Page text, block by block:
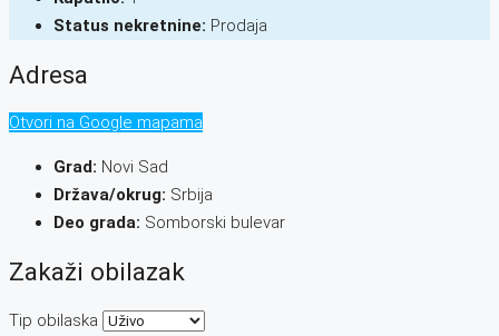
Status nekretnine: Prodaja
Adresa
Otvori na Google mapama
Grad: Novi Sad
Država/okrug: Srbija
Deo grada: Somborski bulevar
Zakaži obilazak
Tip obilaska